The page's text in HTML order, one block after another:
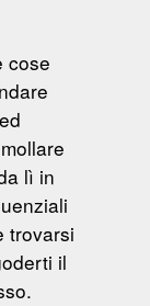
cose
lì in
trovarsi
il